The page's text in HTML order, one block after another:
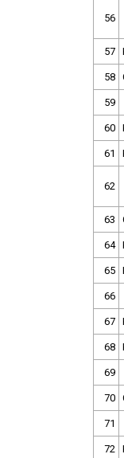
56
57
58
59
60
61
62
63
64
65
66
67
68
69
70
71
72